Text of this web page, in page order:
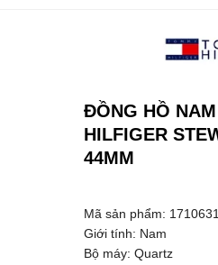
ĐỒNG HỒ
HILFIGER
44MM
Mã sản phẩm:
Giới tính: Nam
Bộ máy: Quartz